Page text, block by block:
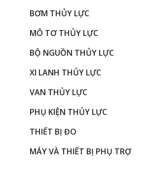
BƠM THỦY LỰC
MÔ TƠ THỦY LỰC
BỘ NGUỒN THỦY LỰC
XI LANH THỦY LỰC
VAN THỦY LỰC
PHỤ KIỆN THỦY LỰC
THIẾT BỊ ĐO
MÁY VÀ THIẾT BỊ PHỤ TRỢ